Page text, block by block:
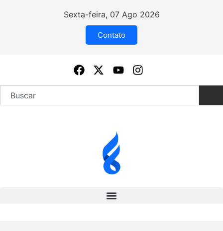
Sexta-feira, 07 Ago 2026
Contato